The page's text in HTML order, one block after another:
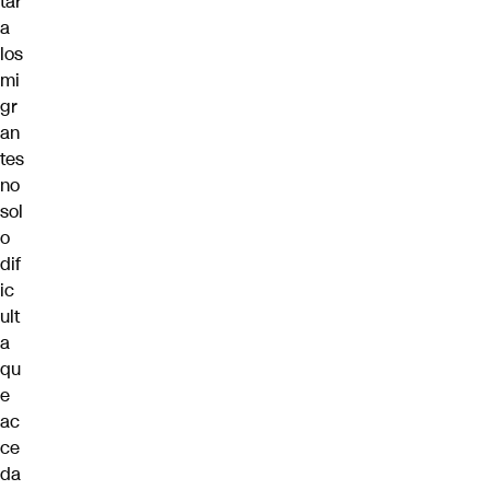
a
los
mi
gr
an
tes
no
sol
o
dif
ic
ult
a
qu
e
ac
ce
da